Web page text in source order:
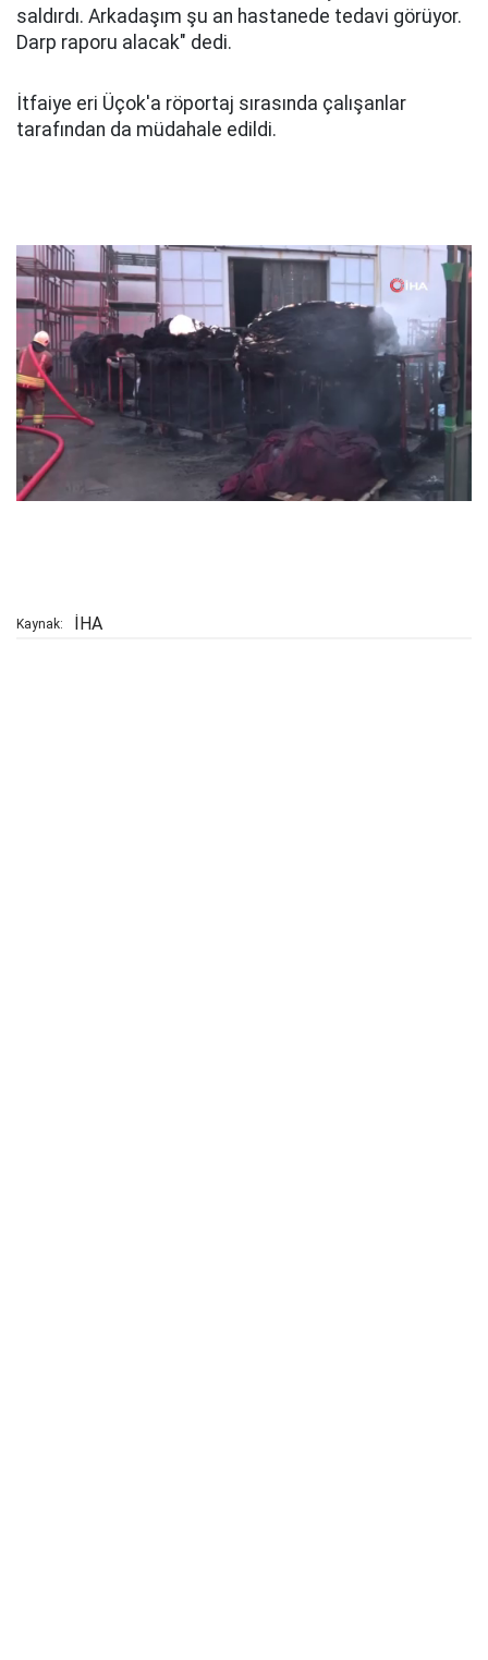
saldırdı. Arkadaşım şu an hastanede tedavi görüyor.
Darp raporu alacak" dedi.
İtfaiye eri Üçok'a röportaj sırasında çalışanlar
tarafından da müdahale edildi.
Kaynak: İHA